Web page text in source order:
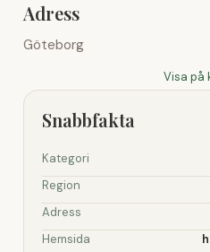
Adress
Göteborg
Visa på
Snabbfakta
Kategori
Region
Adress
Hemsida